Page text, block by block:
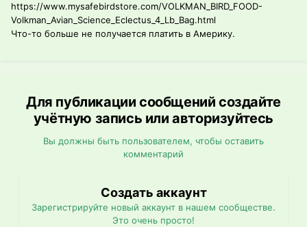
https://www.mysafebirdstore.com/VOLKMAN_BIRD_FOOD-
Volkman_Avian_Science_Eclectus_4_Lb_Bag.html
Что-то больше не получается платить в Америку.
Для публикации сообщений создайте
учётную запись или авторизуйтесь
Вы должны быть пользователем, чтобы оставить
комментарий
Создать аккаунт
Зарегистрируйте новый аккаунт в нашем сообществе.
Это очень просто!